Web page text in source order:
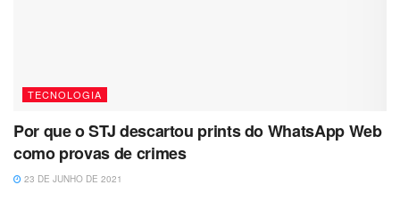
TECNOLOGIA
Por que o STJ descartou prints do WhatsApp Web
como provas de crimes
23 DE JUNHO DE 2021